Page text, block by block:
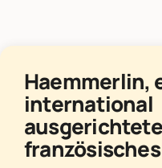
Haemmerlin,
international